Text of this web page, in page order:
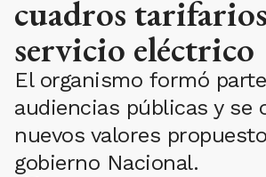
cuadros
servicio eléctrico
El organismo formó
audiencias públicas y se
nuevos valores
gobierno Nacional.